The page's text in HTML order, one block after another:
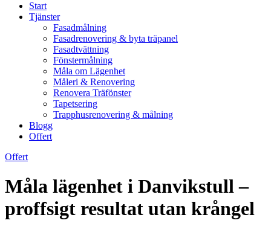
Start
Tjänster
Fasadmålning
Fasadrenovering & byta träpanel
Fasadtvättning
Fönstermålning
Måla om Lägenhet
Måleri & Renovering
Renovera Träfönster
Tapetsering
Trapphusrenovering & målning
Blogg
Offert
Offert
Måla lägenhet i Danvikstull –
proffsigt resultat utan krångel